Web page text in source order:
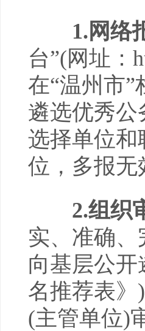
1.网络
台”(网址：
在“温州市”
遴选优秀公
选择单位和
位，多报无
2.组织
实、准确、
向基层公
名推荐表
(主管单位)